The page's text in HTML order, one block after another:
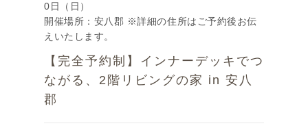
0日（日）
開催場所：安八郡 ※詳細の住所はご予約後お伝
えいたします。
【完全予約制】インナーデッキでつ
ながる、2階リビングの家 in 安八
郡